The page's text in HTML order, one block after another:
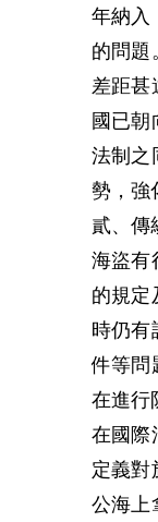
年納入
的問題
差距甚
國已朝
法制之
勢，強
貳、傳
海盜有
的規定
時仍有
件等問
在進行
在國際
定義對
公海上